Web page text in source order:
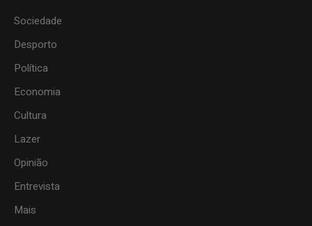
Sociedade
Desporto
Política
Economia
Cultura
Lazer
Opinião
Entrevista
Mais